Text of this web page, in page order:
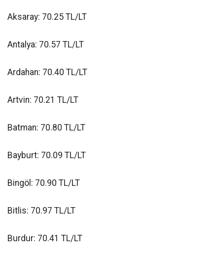
Aksaray: 70.25 TL/LT
Antalya: 70.57 TL/LT
Ardahan: 70.40 TL/LT
Artvin: 70.21 TL/LT
Batman: 70.80 TL/LT
Bayburt: 70.09 TL/LT
Bingöl: 70.90 TL/LT
Bitlis: 70.97 TL/LT
Burdur: 70.41 TL/LT